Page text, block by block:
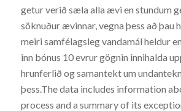
getur verið sæla alla ævi en stundum
söknuður ævinnar, vegna þess að þau
meiri samfélagsleg vandamál heldur
inn bónus 10 evrur gögnin innihalda
hrunferlið og samantekt um
þess.The data includes information
process and a summary of its